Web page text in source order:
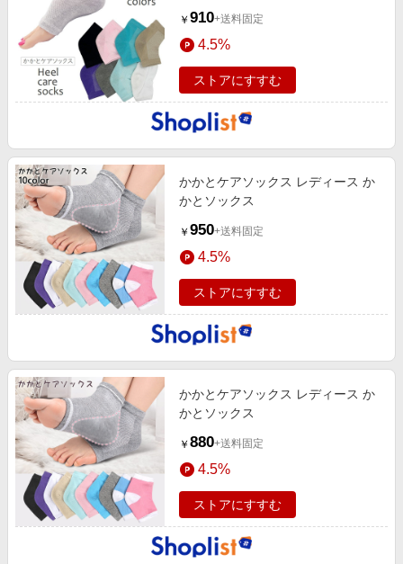
￥ 910+送料固定
4.5%
ストアにすすむ
かかとケアソックス レディース か
かとソックス
￥ 950+送料固定
4.5%
ストアにすすむ
かかとケアソックス レディース か
かとソックス
￥ 880+送料固定
4.5%
ストアにすすむ